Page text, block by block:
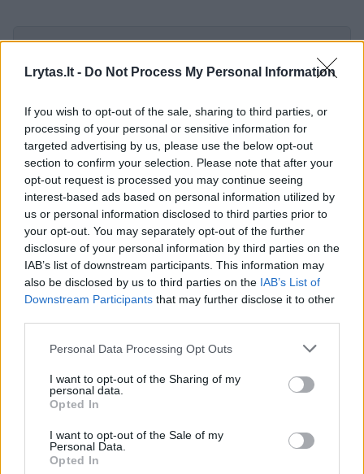
Lrytas.lt - Do Not Process My Personal Information
If you wish to opt-out of the sale, sharing to third parties, or
processing of your personal or sensitive information for
targeted advertising by us, please use the below opt-out
section to confirm your selection. Please note that after your
opt-out request is processed you may continue seeing
interest-based ads based on personal information utilized by
us or personal information disclosed to third parties prior to
your opt-out. You may separately opt-out of the further
disclosure of your personal information by third parties on the
IAB’s list of downstream participants. This information may
also be disclosed by us to third parties on the IAB’s List of
Downstream Participants that may further disclose it to other
Personal Data Processing Opt Outs
I want to opt-out of the Sharing of my
personal data.
Opted In
I want to opt-out of the Sale of my
Personal Data.
Opted In
Rodyti komentarus
Technika
Vieno automobilio kaina – 2,5 mln.
JAV dolerių: iki 100 km/val. – per
2,5 sekundės ir nė vieno ekrano